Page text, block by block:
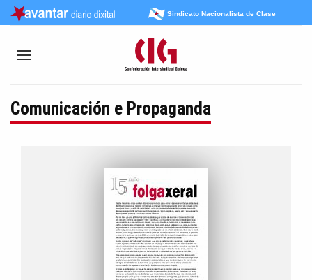
Sindicato Nacionalista de Clase
Comunicación e Propaganda